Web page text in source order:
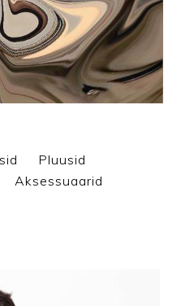
Pluusid
Aksessuaarid